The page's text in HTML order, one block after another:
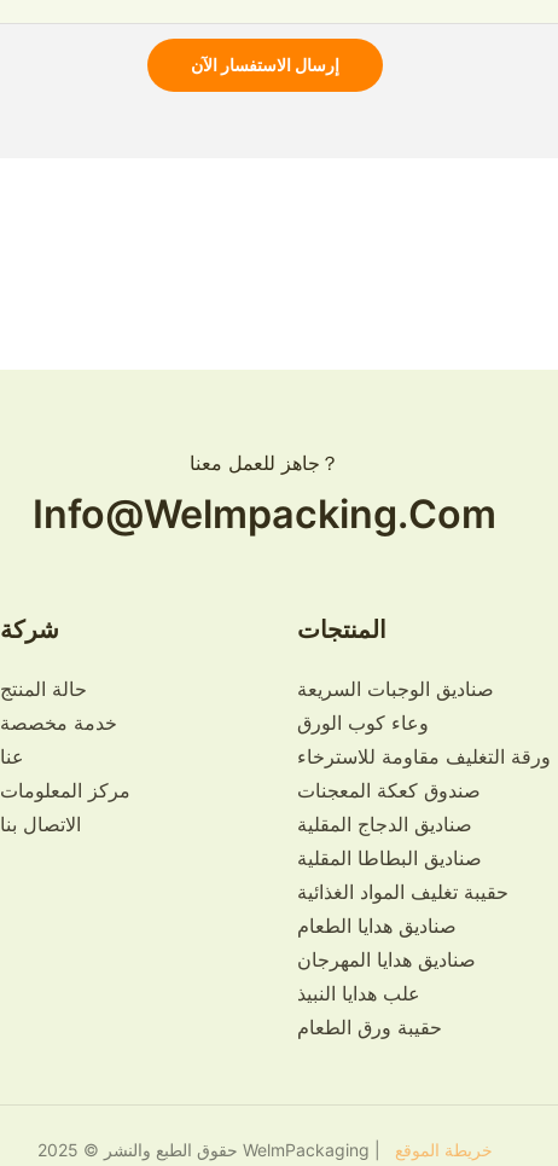
إرسال الاستفسار الآن
جاهز للعمل معنا？
Info@welmpacking.com
شركة
حالة المنتج
خدمة مخصصة
عنا
مركز المعلومات
الاتصال بنا
المنتجات
صناديق الوجبات السريعة
وعاء كوب الورق
ورقة التغليف مقاومة للاسترخاء
صندوق كعكة المعجنات
صناديق الدجاج المقلية
صناديق البطاطا المقلية
حقيبة تغليف المواد الغذائية
صناديق هدايا الطعام
صناديق هدايا المهرجان
علب هدايا النبيذ
حقيبة ورق الطعام
حقوق الطبع والنشر © 2025 WelmPackaging | خريطة الموقع